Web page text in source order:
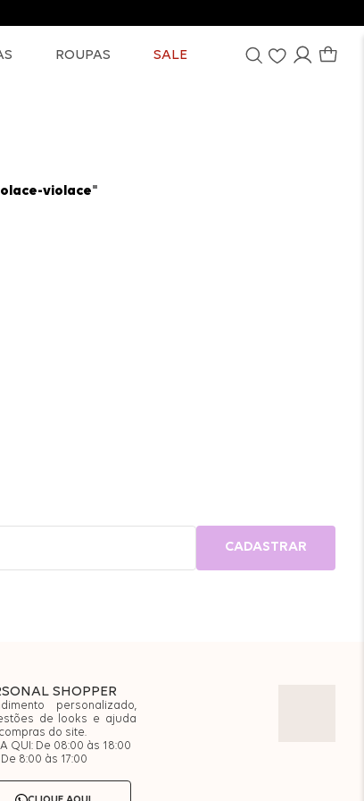
ROUPAS SALE
violace"
CADASTRAR
SHOPPER
personalizado,
de looks e ajuda
do site.
A QUI: De 08:00 às 18:00
De 8:00 às 17:00